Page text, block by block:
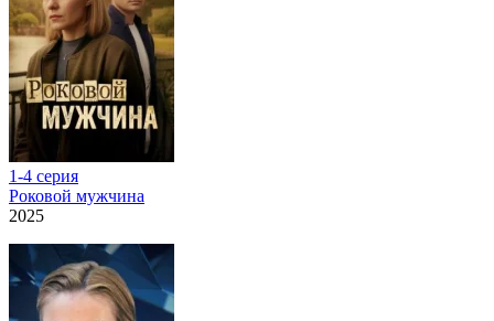
1-4 серия
Роковой мужчина
2025